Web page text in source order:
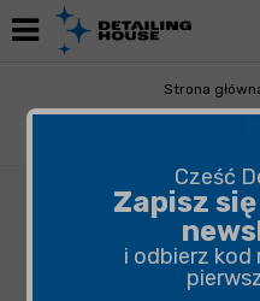
Strona
Akcesoria
Cześć
Zapisz
i odbierz kod